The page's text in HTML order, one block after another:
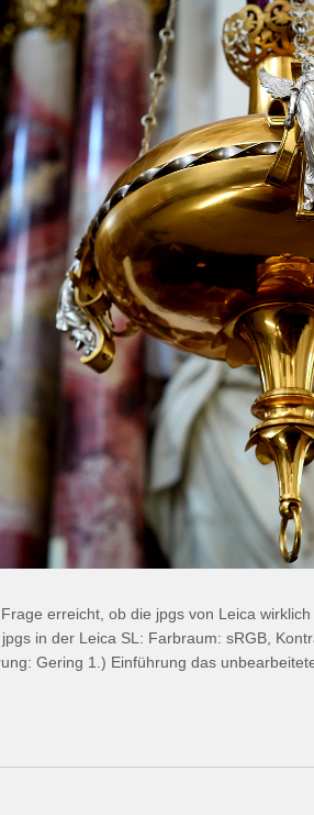
erreicht, ob die jpgs von Leica
in der Leica SL: Farbraum: sRGB,
Gering 1.) Einführung das